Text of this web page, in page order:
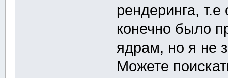
рендеринга,
конечно было
ядрам, но я не
Можете